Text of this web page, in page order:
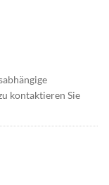
kontaktieren Sie